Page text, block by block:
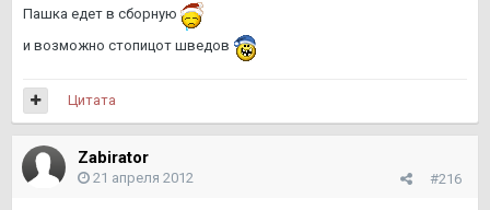
Пашка едет в сборную
и возможно стопицот шведов
Цитата
Zabirator
#216
21 апреля 2012